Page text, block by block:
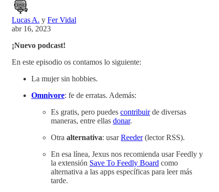
Lucas A. y Fer Vidal
abr 16, 2023
¡Nuevo podcast!
En este episodio os contamos lo siguiente:
La mujer sin hobbies.
Omnivore: fe de erratas. Además:
Es gratis, pero puedes contribuirde diversas
maneras, entre ellas donar.
Otra alternativa: usarReeder(lector RSS).
En esa línea, Jexus nos recomienda usar Feedly y
la extensión Save To Feedly Board como
alternativa a las apps específicas para leer más
tarde.